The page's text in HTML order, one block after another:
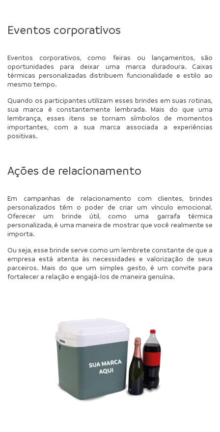
Eventos corporativos
Eventos corporativos, como feiras ou lançamentos, são
oportunidades para deixar uma marca duradoura. Caixas
térmicas personalizadas distribuem funcionalidade e estilo ao
mesmo tempo.
Quando os participantes utilizam esses brindes em suas rotinas,
sua marca é constantemente lembrada. Mais do que uma
lembrança, esses itens se tornam símbolos de momentos
importantes, com a sua marca associada a experiências
positivas.
Ações de relacionamento
Em campanhas de relacionamento com clientes, brindes
personalizados têm o poder de criar um vínculo emocional.
Oferecer um brinde útil, como uma garrafa térmica
personalizada, é uma maneira de mostrar que você realmente se
importa.
Ou seja, esse brinde serve como um lembrete constante de que a
empresa está atenta às necessidades e valorização de seus
parceiros. Mais do que um simples gesto, é um convite para
fortalecer a relação e engajá-los de maneira genuína.